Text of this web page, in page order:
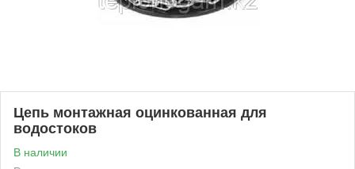
Цепь монтажная оцинкованная для
водостоков
В наличии